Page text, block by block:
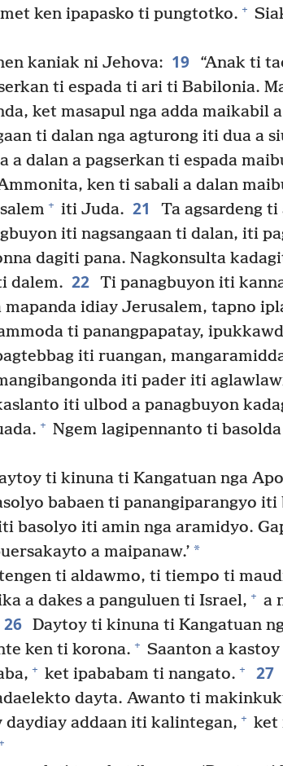
ken ipapasko ti pungtotko. +
kaniak ni Jehova: 19
“Anak ti
ti espada ti ari ti Babilonia.
ket masapul nga adda maikabil
ti dalan nga agturong iti dua a
a dalan a pagserkan ti espada
ken ti sabali a dalan
+ iti Juda. 21
Ta agsardeng
iti nagsangaan ti dalan, iti
dagiti pana. Nagkonsulta
dalem. 22 Ti panagbuyon iti
idiay Jerusalem, tapno
ti panangpapatay,
iti ruangan,
iti pader iti
iti ulbod a panagbuyon
+ Ngem lagipennanto ti
ti kinuna ti Kangatuan nga
babaen ti panangiparangyo
basolyo iti amin nga aramidyo.
a maipanaw.’ *
ti aldawmo, ti tiempo ti
a dakes a panguluen ti Israel, + a
26 Daytoy ti kinuna ti Kangatuan
ken ti korona. + Saanton a
+ ket ipababam ti nangato. + 27
dayta. Awanto ti
daydiay addaan iti kalintegan, + ket
+